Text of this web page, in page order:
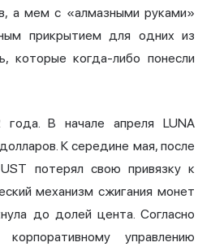
а мем с «алмазными руками»
прикрытием для одних из
которые когда-либо понесли
года. В начале апреля LUNA
К середине мая, после
потерял свою привязку к
механизм сжигания монет
до долей цента. Согласно
управлению